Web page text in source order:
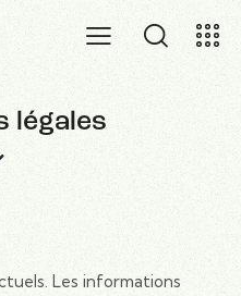
légales
Les informations